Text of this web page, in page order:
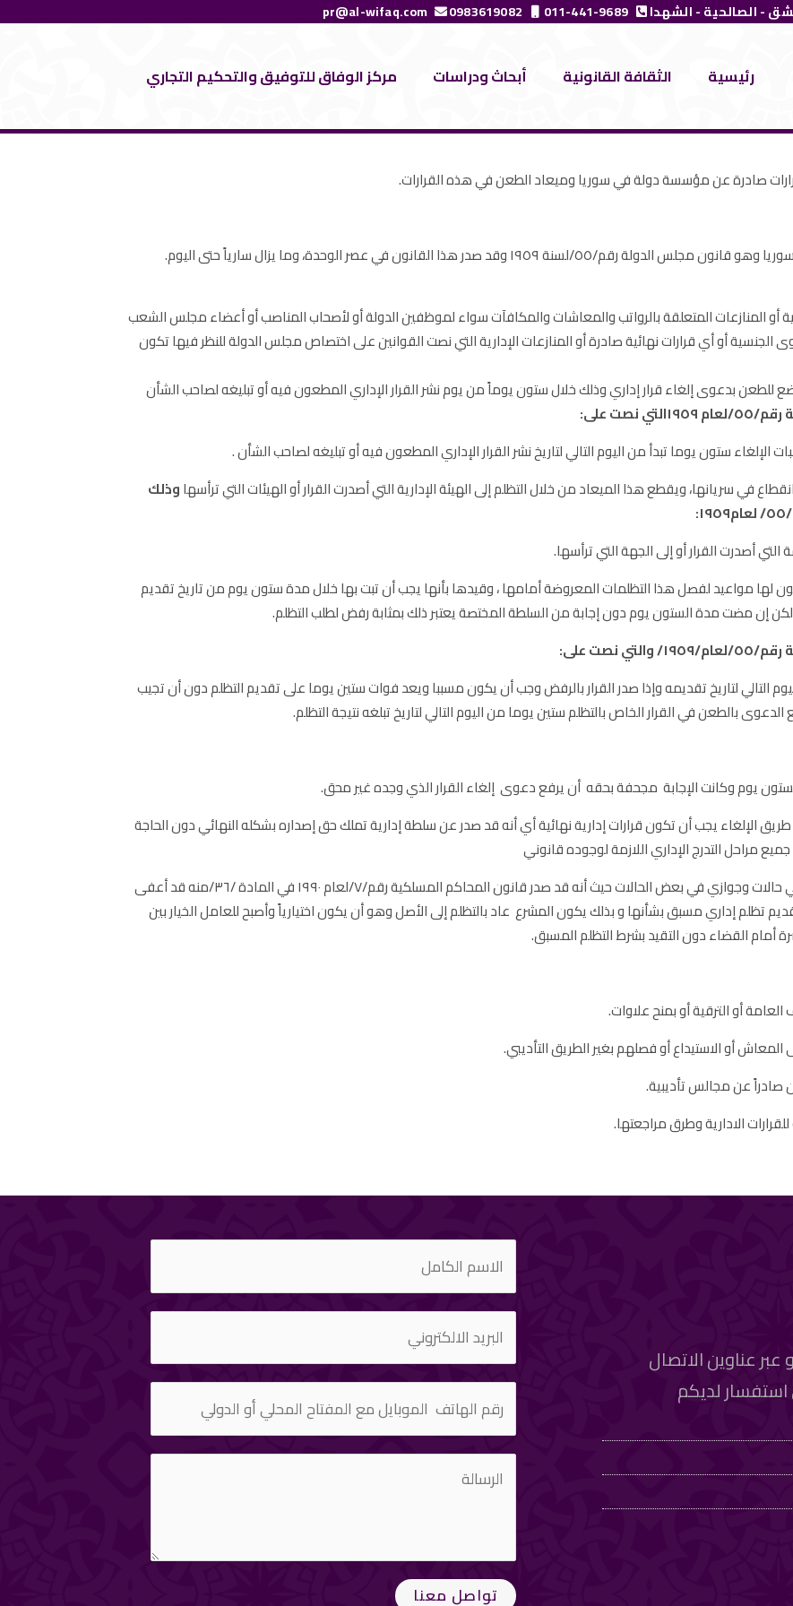
- الصالحية - الشهدا 011-441-9689
0983619082
pr@al-wifaq.com
رئيسية الثقافة القانونية أبحاث ودراسات مركز الوفاق للتوفيق والتحكيم التجاري
صادرة عن مؤسسة دولة في سوريا وميعاد الطعن في هذه القرارات.
وقد صدر هذا القانون في عصر الوحدة، وما يزال سارياً حتى اليوم.
أو المنازعات المتعلقة بالرواتب والمعاشات والمكافآت سواء لموظفين الدولة أو لأصحاب المناصب أو أعضاء مجلس الشعب
أو أي قرارات نهائية صادرة أو المنازعات الإدارية التي نصت القوانين على اختصاص مجلس الدولة للنظر فيها تكون
بدعوى إلغاء قرار إداري وذلك خلال ستون يوماً من يوم نشر القرار الإداري المطعون فيه أو تبليغه لصاحب الشأن
في سريانها، ويقطع هذا الميعاد من خلال التظلم إلى الهيئة الإدارية التي أصدرت القرار أو الهيئات التي ترأسهاوذلك
لها مواعيد لفصل هذا التظلمات المعروضة أمامها ، وقيدها بأنها يجب أن تبت بها خلال مدة ستون يوم من تاريخ تقديم
إن مضت مدة الستون يوم دون إجابة من السلطة المختصة يعتبر ذلك بمثابة رفض لطلب التظلم.
لتاريخ تقديمه وإذا صدر القرار بالرفض وجب أن يكون مسببا ويعد فوات ستين يوما على تقديم التظلم دون أن تجيب
بالطعن في القرار الخاص بالتظلم ستين يوما من اليوم التالي لتاريخ تبلغه نتيجة التظلم.
يوم وكانت الإجابة مجحفة بحقه أن يرفع دعوى إلغاء القرار الذي وجده غير محق.
الإلغاء يجب أن تكون قرارات إدارية نهائية أي أنه قد صدر عن سلطة إدارية تملك حق إصداره بشكله النهائي دون الحاجة
مراحل التدرج الإداري اللازمة لوجوده قانوني
ويجب أن نسلط الضوء على ان موضوع التظلم وجوبي في حالات وجوازي في بعض الحالات حيث أنه قد صدر قانون المحاكم المسلكية رقم/٧/لعام ١٩٩٠ في المادة /٣٦/منه قد أعفى
تظلم إداري مسبق بشأنها و بذلك يكون المشرع عاد بالتظلم إلى الأصل وهو أن يكون اختيارياً وأصبح للعامل الخيار بين
أمام القضاء دون التقيد بشرط التظلم المسبق.
الادارية وطرق مراجعتها.
عناوين الاتصال
استفسار لديكم
تواصل معنا